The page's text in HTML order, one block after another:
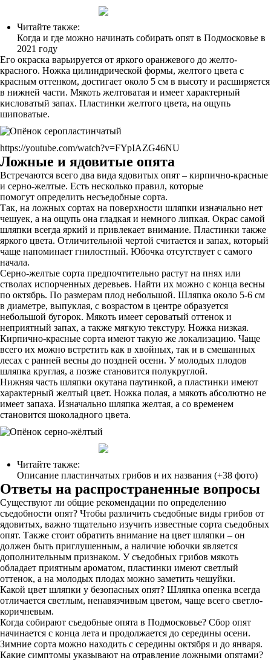
Читайте также:
Когда и где можно начинать собирать опят в Подмосковье в
2021 году
Его окраска варьируется от яркого оранжевого до желто-
красного. Ножка цилиндрической формы, желтого цвета с
красным оттенком, достигает около 5 см в высоту и расширяется
в нижней части. Мякоть желтоватая и имеет характерный
кисловатый запах. Пластинки желтого цвета, на ощупь
шиповатые.
https://youtube.com/watch?v=FYpIAZG46NU
Ложные и ядовитые опята
Встречаются всего два вида ядовитых опят – кирпично-красные
и серно-желтые. Есть несколько правил, которые
помогут определить несъедобные сорта.
Так, на ложных сортах на поверхности шляпки изначально нет
чешуек, а на ощупь она гладкая и немного липкая. Окрас самой
шляпки всегда яркий и привлекает внимание. Пластинки также
яркого цвета. Отличительной чертой считается и запах, который
чаще напоминает гнилостный. Юбочка отсутствует с самого
начала.
Серно-желтые сорта предпочтительно растут на пнях или
стволах испорченных деревьев. Найти их можно с конца весны
по октябрь. По размерам плод небольшой. Шляпка около 5-6 см
в диаметре, выпуклая, с возрастом в центре образуется
небольшой бугорок. Мякоть имеет сероватый оттенок и
неприятный запах, а также мягкую текстуру. Ножка низкая.
Кирпично-красные сорта имеют такую же локализацию. Чаще
всего их можно встретить как в хвойных, так и в смешанных
лесах с ранней весны до поздней осени. У молодых плодов
шляпка круглая, а позже становится полукруглой.
Нижняя часть шляпки окутана паутинкой, а пластинки имеют
характерный желтый цвет. Ножка полая, а мякоть абсолютно не
имеет запаха. Изначально шляпка желтая, а со временем
становится шоколадного цвета.
Читайте также:
Описание пластинчатых грибов и их названия (+38 фото)
Ответы на распространенные вопросы
Существуют ли общие рекомендации по определению
съедобности опят? Чтобы различить съедобные виды грибов от
ядовитых, важно тщательно изучить известные сорта съедобных
опят. Также стоит обратить внимание на цвет шляпки – он
должен быть приглушенным, а наличие юбочки является
дополнительным признаком. У съедобных грибов мякоть
обладает приятным ароматом, пластинки имеют светлый
оттенок, а на молодых плодах можно заметить чешуйки.
Какой цвет шляпки у безопасных опят? Шляпка опенка всегда
отличается светлым, ненавязчивым цветом, чаще всего светло-
коричневым.
Когда собирают съедобные опята в Подмосковье? Сбор опят
начинается с конца лета и продолжается до середины осени.
Зимние сорта можно находить с середины октября и до января.
Какие симптомы указывают на отравление ложными опятами?